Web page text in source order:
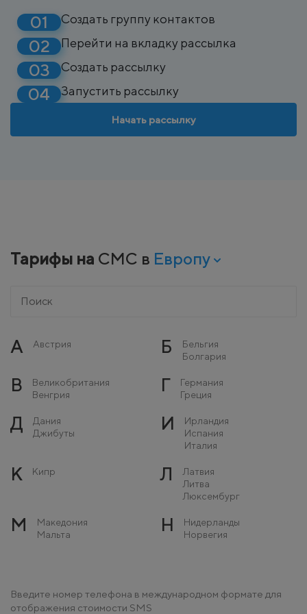
Создать группу контактов
Перейти на вкладку рассылка
Создать рассылку
Запустить рассылку
Начать рассылку
Тарифы на СМС в Европу
А Австрия Б
Бельгия
Болгария
В
Великобритания
Венгрия
Г
Германия
Греция
Д
Дания
Джибуты
И
Ирландия
Испания
Италия
К Кипр Л
Латвия
Литва
Люксембург
М
Македония
Мальта
Н
Нидерланды
Норвегия
О П
Португалия
Введите номер телефона в международном формате для
отображения стоимости SMS